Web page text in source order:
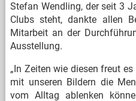
Stefan Wendling, der seit 3
Clubs steht, dankte allen
Mitarbeit an der
Ausstellung.
„In Zeiten wie diesen freut
mit unseren Bildern die
vom Alltag ablenken